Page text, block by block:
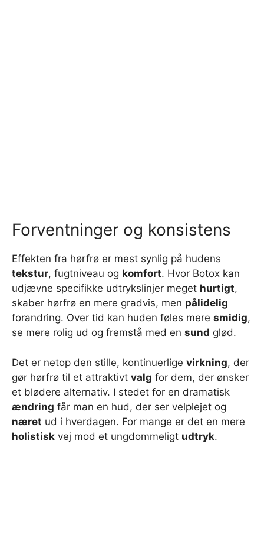
Forventninger og konsistens
Effekten fra hørfrø er mest synlig på hudens
tekstur, fugtniveau og komfort. Hvor Botox kan
udjævne specifikke udtrykslinjer meget hurtigt,
skaber hørfrø en mere gradvis, men pålidelig
forandring. Over tid kan huden føles mere smidig,
se mere rolig ud og fremstå med en sund glød.
Det er netop den stille, kontinuerlige virkning, der
gør hørfrø til et attraktivt valg for dem, der ønsker
et blødere alternativ. I stedet for en dramatisk
ændring får man en hud, der ser velplejet og
næret ud i hverdagen. For mange er det en mere
holistisk vej mod et ungdommeligt udtryk.